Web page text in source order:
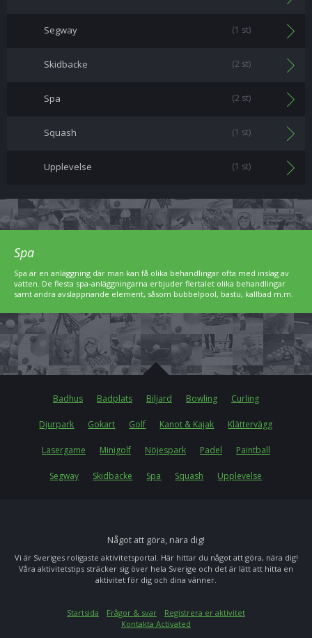
Segway (1 st)
Skidbacke (2 st)
Spa (2 st)
Squash (1 st)
Upplevelse (1 st)
Spa
Spa är en anläggning där man kan få olika behandlingar ofta med inslag av
vatten. De flesta spa-anläggningarna erbjuder flertalet olika behandlingar
samt andra avslappnande element, såsom bubbelpool, bastu, kallbad m.m.
Badhus Badplats Biljard Bowling Curling
Djurpark Gokart Golf Kanot & Kajak Klättervägg
Lasergame Minigolf Nöjespark Padel Paintball
Segway Skidbacke Spa Squash Upplevelse
Något att göra, nära dig!
Vi är Sveriges roligaste aktivitetsportal. Här hittar du något att göra, nära dig!
Våra aktivitetstips sträcker sig över hela Sverige och det är lätt att hitta en
aktivitet för dig och dina vänner.
Startsida Frågor & svar
Registrera er aktivitet
Kontakta Activated